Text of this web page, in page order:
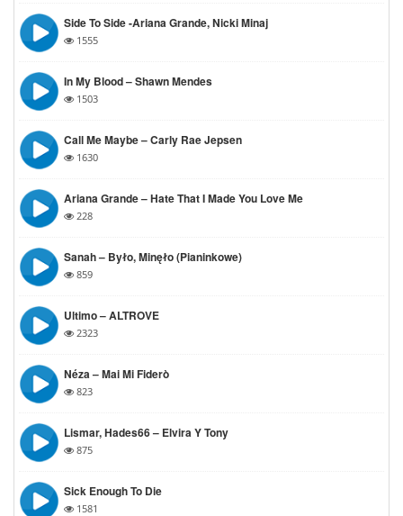
Side To Side -Ariana Grande, Nicki Minaj
1555
In My Blood – Shawn Mendes
1503
Call Me Maybe – Carly Rae Jepsen
1630
Ariana Grande – Hate That I Made You Love Me
228
Sanah – Było, Minęło (pianinkowe)
859
Ultimo – ALTROVE
2323
Néza – Mai Mi Fiderò
823
Lismar, Hades66 – Elvira Y Tony
875
Sick Enough To Die
1581